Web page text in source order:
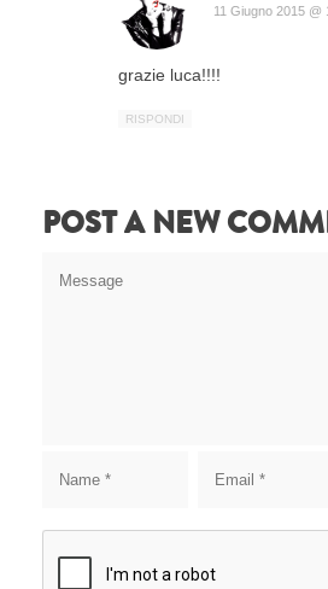
11 Giugno 2015 @
grazie luca!!!!
RISPONDI
POST A NEW